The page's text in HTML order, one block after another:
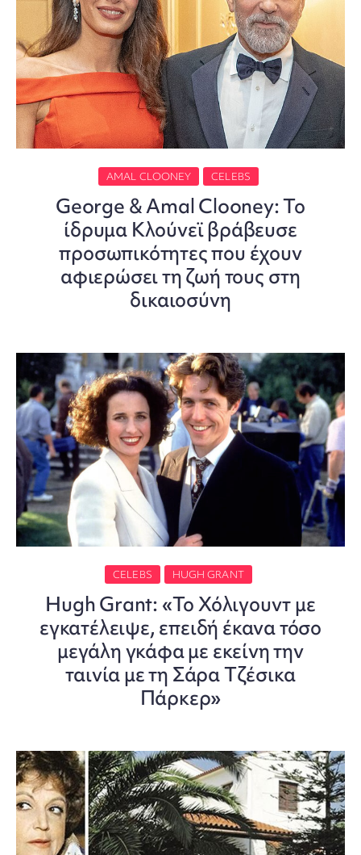
AMAL CLOONEY CELEBS
George & Amal Clooney: Το
ίδρυμα Κλούνεϊ βράβευσε
προσωπικότητες που έχουν
αφιερώσει τη ζωή τους στη
δικαιοσύνη
CELEBS HUGH GRANT
Hugh Grant: «Το Χόλιγουντ με
εγκατέλειψε, επειδή έκανα τόσο
μεγάλη γκάφα με εκείνη την
ταινία με τη Σάρα Τζέσικα
Πάρκερ»